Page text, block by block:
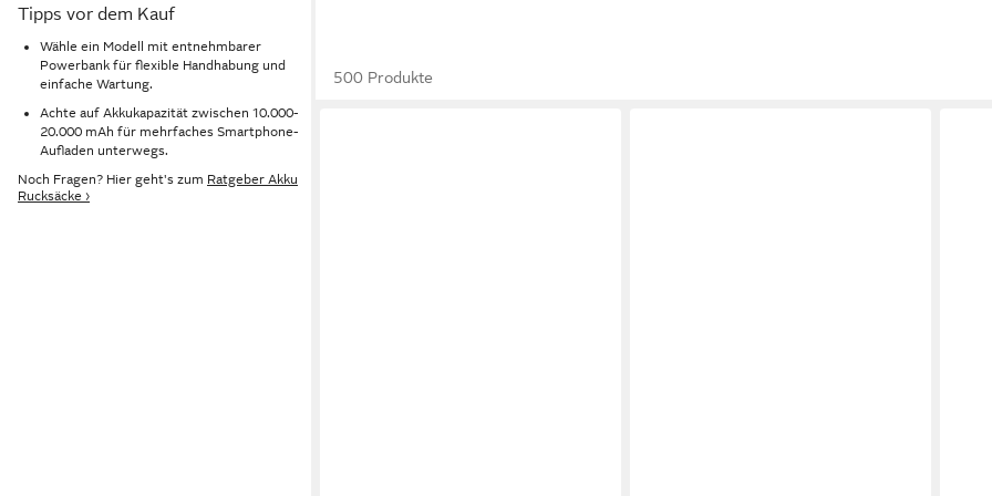
Tipps vor dem Kauf
Wähle ein Modell mit entnehmbarer
Powerbank für flexible Handhabung und
einfache Wartung.
Achte auf Akkukapazität zwischen 10.000-
20.000 mAh für mehrfaches Smartphone-
Aufladen unterwegs.
Noch Fragen? Hier geht's zum Ratgeber Akku
Rucksäcke ›
500 Produkte